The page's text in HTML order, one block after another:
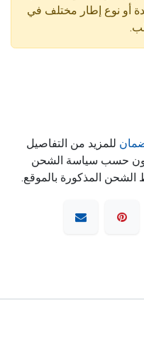
أو نوع إطار مختلف في
للمزيد من التفاصيل
حسب سياسة الشحن
المذكورة بالموقع.